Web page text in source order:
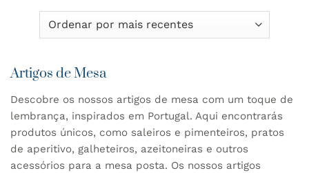
Artigos de Mesa
Descobre os nossos artigos de mesa com um toque de
lembrança, inspirados em Portugal. Aqui encontrarás
produtos únicos, como saleiros e pimenteiros, pratos
de aperitivo, galheteiros, azeitoneiras e outros
acessórios para a mesa posta. Os nossos artigos